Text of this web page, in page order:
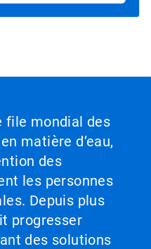
file mondial des
matière d’eau,
des
les personnes
Depuis plus
progresser
des solutions